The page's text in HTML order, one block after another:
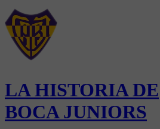
LA HISTORIA DE
BOCA JUNIORS